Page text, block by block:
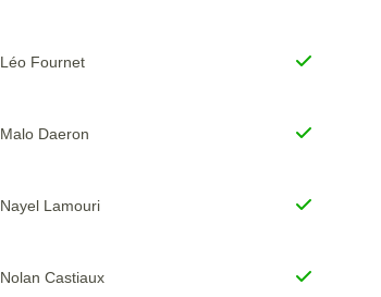
Léo Fournet
Malo Daeron
Nayel Lamouri
Nolan Castiaux